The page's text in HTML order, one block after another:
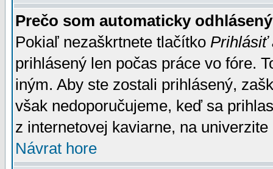
Prečo som automaticky
Pokiaľ nezaškrtnete tlačítko Prihlásiť
prihlásený len počas práce vo fóre.
iným. Aby ste zostali prihlásený,
však nedoporučujeme, keď sa
z internetovej kaviarne, na univerzite
Návrat hore